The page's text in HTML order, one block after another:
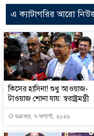
এ ক্যাটাগরির আরো
কিসের হাসিনা! শুধু আওয়াজ-
টাওয়াজ শোনা যায়: স্বরাষ্ট্রমন্ত্রী
শুক্রবার, ৭ অগাস্ট, ২০২৬